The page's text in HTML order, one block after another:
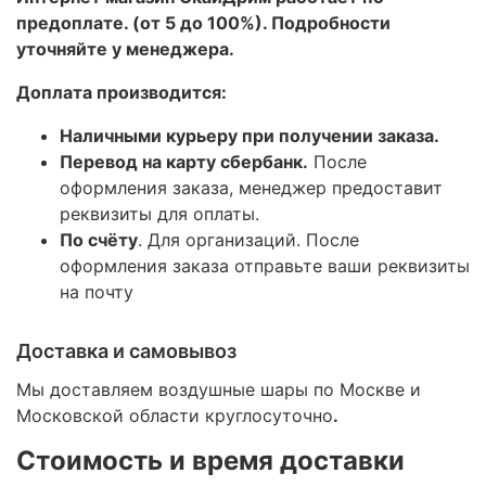
предоплате. (от 5 до 100%). Подробности
уточняйте у менеджера.
Доплата производится:
Наличными курьеру при получении заказа.
Перевод на карту сбербанк. После
оформления заказа, менеджер предоставит
реквизиты для оплаты.
По счёту. Для организаций. После
оформления заказа отправьте ваши реквизиты
на почту
Доставка и самовывоз
Мы доставляем воздушные шары по Москве и
Московской области круглосуточно.
Стоимость и время доставки